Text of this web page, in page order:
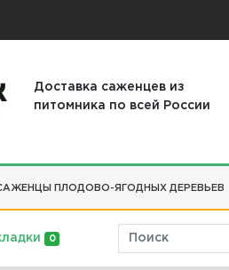
Доставка саженцев из
питомника по всей России
ПЛОДОВО-ЯГОДНЫХ ДЕРЕВЬЕВ
0